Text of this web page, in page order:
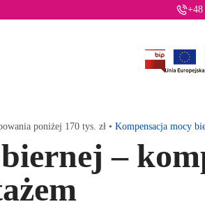
+48
poniżej 170 tys. zł • Kompensacja mocy
–